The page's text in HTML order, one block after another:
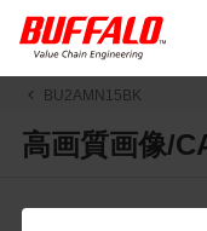
BU2AMN15BK
高画質画像/